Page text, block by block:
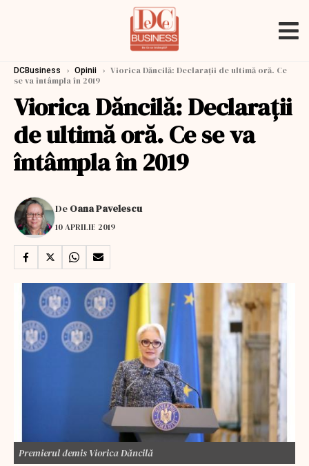
DCBusiness › Opinii › Viorica Dăncilă: Declarații de ultimă oră. Ce
se va întâmpla în 2019
Viorica Dăncilă: Declarații
de ultimă oră. Ce se va
întâmpla în 2019
De Oana Pavelescu
10 APRILIE 2019
Premierul demis Viorica Dăncilă